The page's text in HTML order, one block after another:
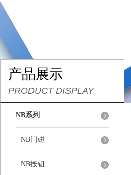
产品展示
PRODUCT DISPLAY
NB系列
NB门磁
NB按钮